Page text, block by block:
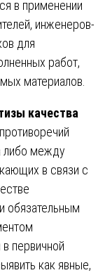
в применении
инженеров-
для
работ,
материалов.
качества
либо между
в связи с
обязательным
первичной
как явные,